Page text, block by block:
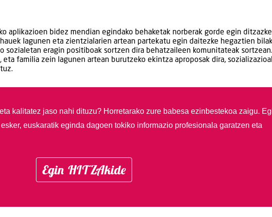
aplikazioen bidez mendian egindako behaketak norberak gorde egin ditzazke
lagunen eta zientzialarien artean partekatu egin daitezke hegaztien
sozialetan eragin positiboak sortzen dira behatzaileen komunitateak
familia zein lagunen artean burutzeko ekintza aproposak dira,
kalitatez jaso nahi dituzu? Horretarako zure babesa ezinbestekoa zaigu.
euskaratik eginda dagoen tokiko informazio profesionala garatzen eta
Egin HITZAkide